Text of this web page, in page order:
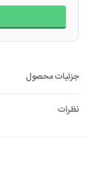
جزئیات محصول
نظرات